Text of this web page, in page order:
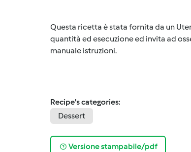
Questa ricetta è stata fornita da un
quantità ed esecuzione ed invita ad
manuale istruzioni.
Recipe's categories:
Dessert
Versione stampabile/pdf